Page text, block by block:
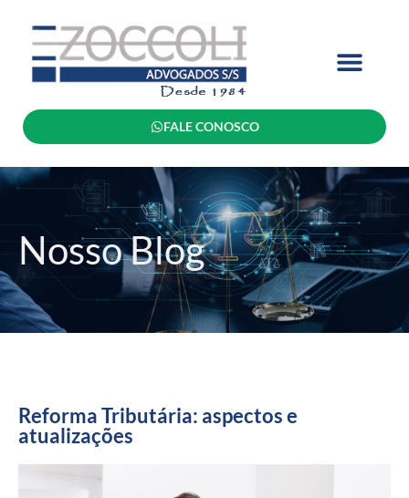
FALE CONOSCO
Nosso Blog
Reforma Tributária: aspectos e
atualizações